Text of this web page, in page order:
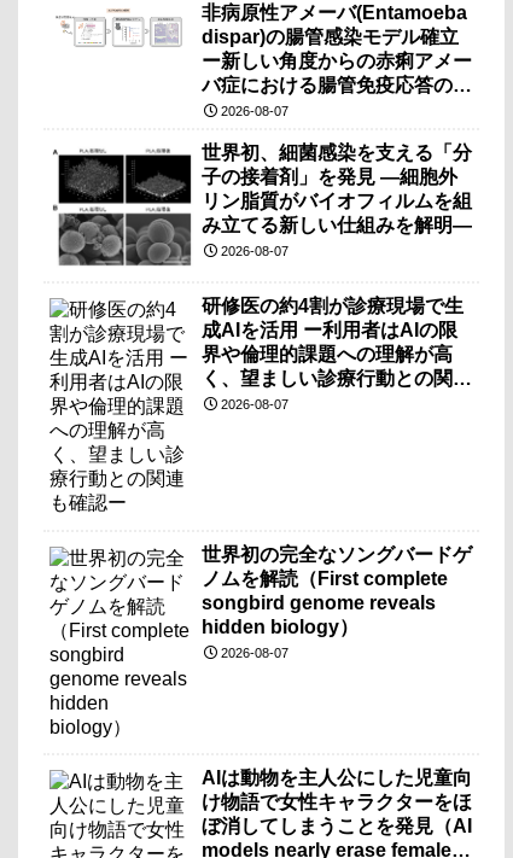
非病原性アメーバ(Entamoeba
dispar)の腸管感染モデル確立
ー新しい角度からの赤痢アメー
バ症における腸管免疫応答の理
解に期待ー
2026-08-07
世界初、細菌感染を支える「分
子の接着剤」を発見 ―細胞外
リン脂質がバイオフィルムを組
み立てる新しい仕組みを解明―
2026-08-07
研修医の約4割が診療現場で生
成AIを活用 ー利用者はAIの限
界や倫理的課題への理解が高
く、望ましい診療行動との関連
も確認ー
2026-08-07
世界初の完全なソングバードゲ
ノムを解読（First complete
songbird genome reveals
hidden biology）
2026-08-07
AIは動物を主人公にした児童向
け物語で女性キャラクターをほ
ぼ消してしまうことを発見（AI
models nearly erase female